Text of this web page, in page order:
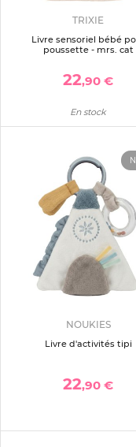
TRIXIE
Livre sensoriel bébé
poussette - mrs. cat
22,90 €
En stock
NOUKIES
Livre d'activités tipi
22,90 €